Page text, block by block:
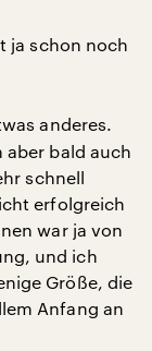
ja schon noch
anderes.
aber bald auch
schnell
erfolgreich
war ja von
und ich
Größe, die
Anfang an